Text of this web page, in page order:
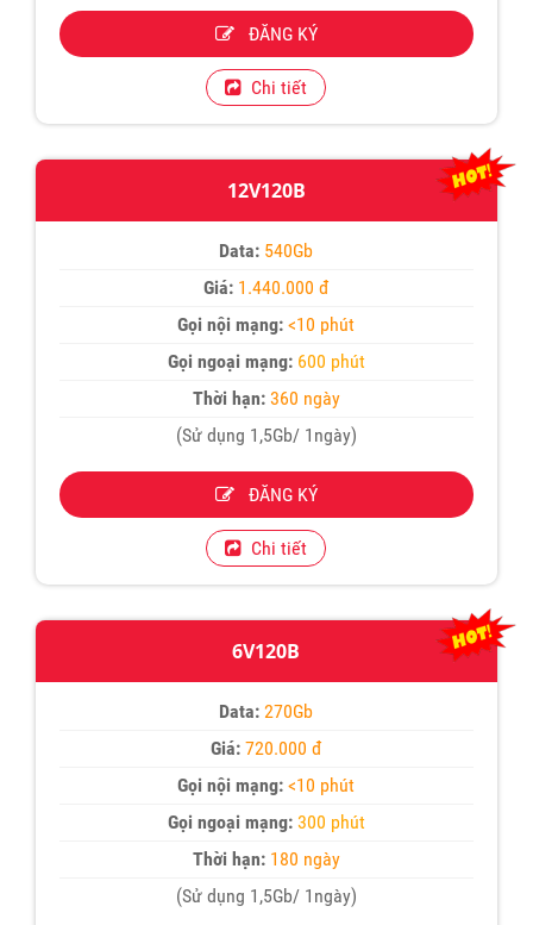
ĐĂNG KÝ
Chi tiết
12V120B
Data: 540Gb
Giá: 1.440.000 đ
Gọi nội mạng: <10 phút
Gọi ngoại mạng: 600 phút
Thời hạn:360 ngày
(Sử dụng 1,5Gb/ 1ngày)
ĐĂNG KÝ
Chi tiết
6V120B
Data: 270Gb
Giá:720.000 đ
Gọi nội mạng: <10 phút
Gọi ngoại mạng: 300 phút
Thời hạn:180 ngày
(Sử dụng 1,5Gb/ 1ngày)